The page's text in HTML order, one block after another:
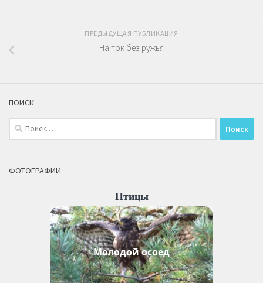
ПРЕДЫДУЩАЯ ПУБЛИКАЦИЯ
На ток без ружья
ПОИСК
Найти:
ФОТОГРАФИИ
Птицы
Молодой осоед